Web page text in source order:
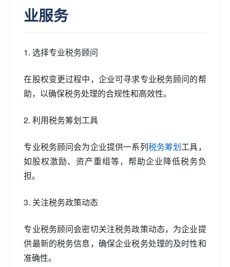
业服务
1. 选择专业税务顾问
在股权变更过程中，企业可寻求专业税务顾问的帮
助，以确保税务处理的合规性和高效性。
2. 利用税务筹划工具
专业税务顾问会为企业提供一系列税务筹划工具，
如股权激励、资产重组等，帮助企业降低税务负
担。
3. 关注税务政策动态
专业税务顾问会密切关注税务政策动态，为企业提
供最新的税务信息，确保企业税务处理的及时性和
准确性。